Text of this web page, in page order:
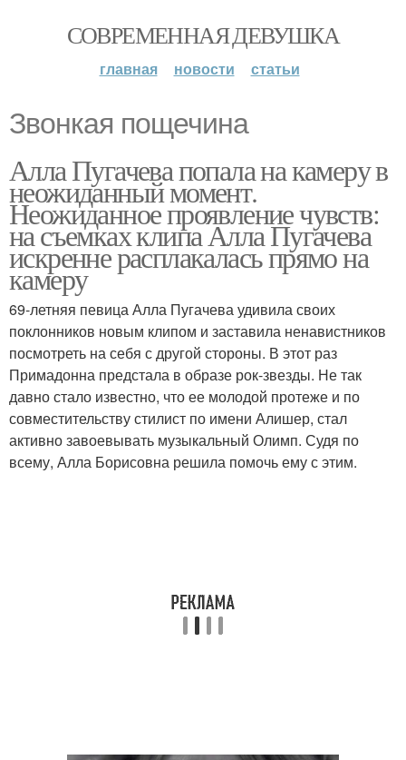
СОВРЕМЕННАЯ ДЕВУШКА
главная новости статьи
Звонкая пощечина
Алла Пугачева попала на камеру в
неожиданный момент.
Неожиданное проявление чувств:
на съемках клипа Алла Пугачева
искренне расплакалась прямо на
камеру
69-летняя певица Алла Пугачева удивила своих
поклонников новым клипом и заставила ненавистников
посмотреть на себя с другой стороны. В этот раз
Примадонна предстала в образе рок-звезды. Не так
давно стало известно, что ее молодой протеже и по
совместительству стилист по имени Алишер, стал
активно завоевывать музыкальный Олимп. Судя по
всему, Алла Борисовна решила помочь ему с этим.